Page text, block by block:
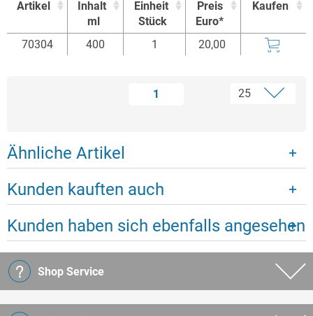
Artikel
Inhalt
ml
Einheit
Stück
Preis
Euro*
Kaufen
Artikel
Inhalt
Einheit
Preis
Kaufen
70304 400 1 20,00
1
Ähnliche Artikel
Kunden kauften auch
Kunden haben sich ebenfalls angesehen
Shop Service